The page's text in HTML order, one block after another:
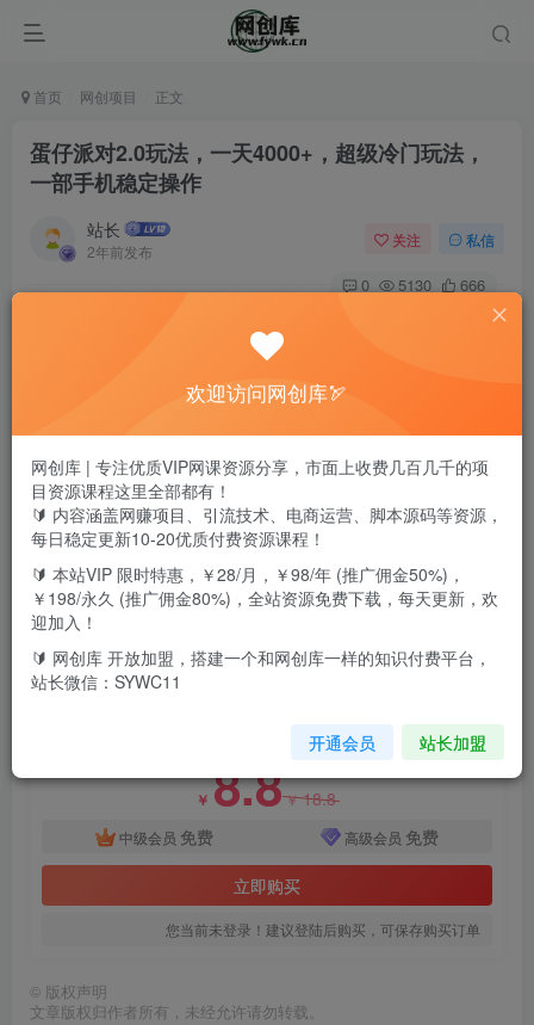
首页 网创项目 正文
蛋仔派对2.0玩法，一天4000+，超级冷门玩法，
一部手机稳定操作
站长
2年前发布
关注 私信
0 5130 666
大家好，今天给带来的项目是“蛋仔派对2.0玩法，一天
4000+，超级冷门玩法，一部手机稳定操作”，一单几十，利
用第三方平台放单轻轻松松日入几千，下面是教程和资料
￥ 8.8￥18.8
中级会员 免费 高级会员 免费
立即购买
您当前未登录！建议登陆后购买，可保存购买订单
付费资源
© 版权声明
文章版权归作者所有，未经允许请勿转载。
欢迎访问网创库🏹
网创库 | 专注优质VIP网课资源分享，市面上收费几百几千的项
目资源课程这里全部都有！
🔰 内容涵盖网赚项目、引流技术、电商运营、脚本源码等资源，
每日稳定更新10-20优质付费资源课程！
🔰 本站VIP 限时特惠，￥28/月，￥98/年 (推广佣金50%)，
￥198/永久 (推广佣金80%)，全站资源免费下载，每天更新，欢
迎加入！
🔰 网创库 开放加盟，搭建一个和网创库一样的知识付费平台，
站长微信：SYWC11
开通会员 站长加盟